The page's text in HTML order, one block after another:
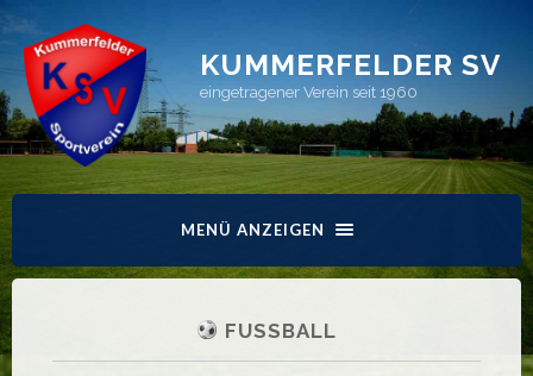
KUMMERFELDER SV
eingetragener Verein seit 1960
MENÜ ANZEIGEN
FUSSBALL